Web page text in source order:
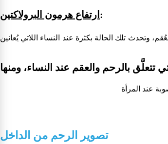
ارتفاع هرمون البرولاكتين :
وتحدث تلك الحالة بكثرة عند النساء اللاتي يُعانين
تصوير الرحم من الداخل